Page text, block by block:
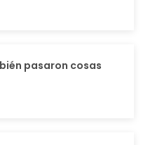
pasaron cosas